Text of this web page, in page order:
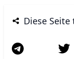
Diese Seite